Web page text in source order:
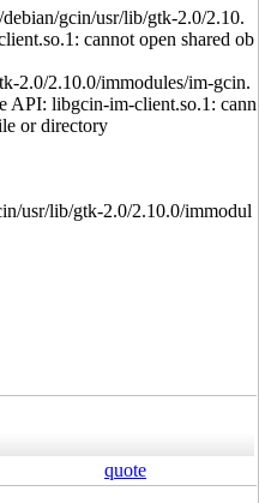
gcin/usr/lib/gtk-2.0/2.10.
cannot open shared ob
2.0/2.10.0/immodules/im-gcin.
API: libgcin-im-client.so.1: cann
or directory
usr/lib/gtk-2.0/2.10.0/immodul
quote